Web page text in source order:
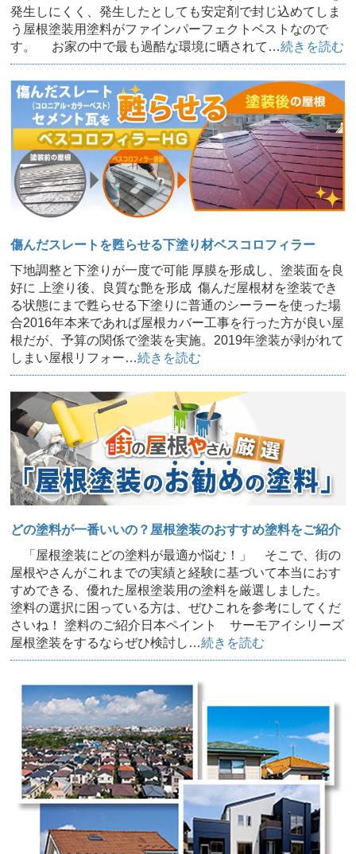
発生しにくく、発生したとしても安定剤で封じ込めてしま
う屋根塗装用塗料がファインパーフェクトベストなので
す。 お家の中で最も過酷な環境に晒されて…続きを読む
傷んだスレートを甦らせる下塗り材ベスコロフィラー
下地調整と下塗りが一度で可能 厚膜を形成し、塗装面を良
好に 上塗り後、良質な艶を形成 傷んだ屋根材を塗装でき
る状態にまで甦らせる下塗りに普通のシーラーを使った場
合2016年本来であれば屋根カバー工事を行った方が良い屋
根だが、予算の関係で塗装を実施。2019年塗装が剥がれて
しまい屋根リフォー…続きを読む
どの塗料が一番いいの？屋根塗装のおすすめ塗料をご紹介
「屋根塗装にどの塗料が最適か悩む！」 そこで、街の
屋根やさんがこれまでの実績と経験に基づいて本当におす
すめできる、優れた屋根塗装用の塗料を厳選しました。
塗料の選択に困っている方は、ぜひこれを参考にしてくだ
さいね！ 塗料のご紹介日本ペイント サーモアイシリーズ
屋根塗装をするならぜひ検討し…続きを読む